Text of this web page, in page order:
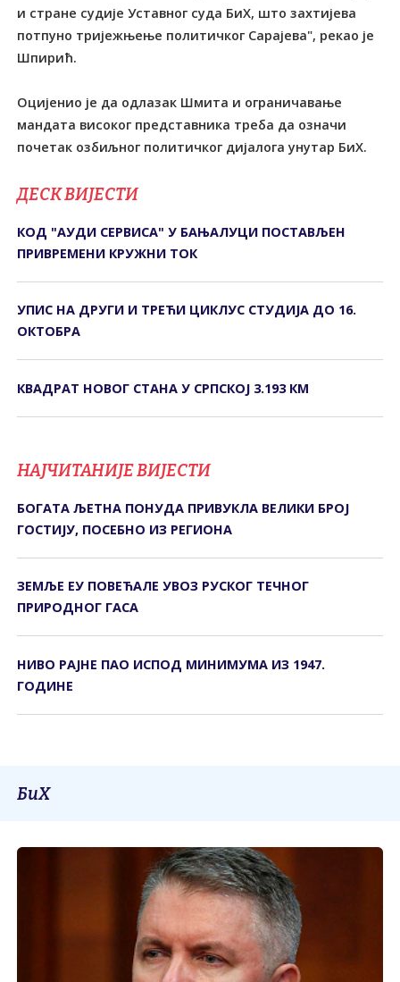
и стране судије Уставног суда БиХ, што захтијева
потпуно тријежњење политичког Сарајева", рекао је
Шпирић.
Оцијенио је да одлазак Шмита и ограничавање
мандата високог представника треба да означи
почетак озбиљног политичког дијалога унутар БиХ.
ДЕСК ВИЈЕСТИ
КОД "АУДИ СЕРВИСА" У БАЊАЛУЦИ ПОСТАВЉЕН
ПРИВРЕМЕНИ КРУЖНИ ТОК
УПИС НА ДРУГИ И ТРЕЋИ ЦИКЛУС СТУДИЈА ДО 16.
ОКТОБРА
КВАДРАТ НОВОГ СТАНА У СРПСКОЈ 3.193 КМ
НАЈЧИТАНИЈЕ ВИЈЕСТИ
БОГАТА ЉЕТНА ПОНУДА ПРИВУКЛА ВЕЛИКИ БРОЈ
ГОСТИЈУ, ПОСЕБНО ИЗ РЕГИОНА
ЗЕМЉЕ ЕУ ПОВЕЋАЛЕ УВОЗ РУСКОГ ТЕЧНОГ
ПРИРОДНОГ ГАСА
НИВО РАЈНЕ ПАО ИСПОД МИНИМУМА ИЗ 1947.
ГОДИНЕ
БиХ